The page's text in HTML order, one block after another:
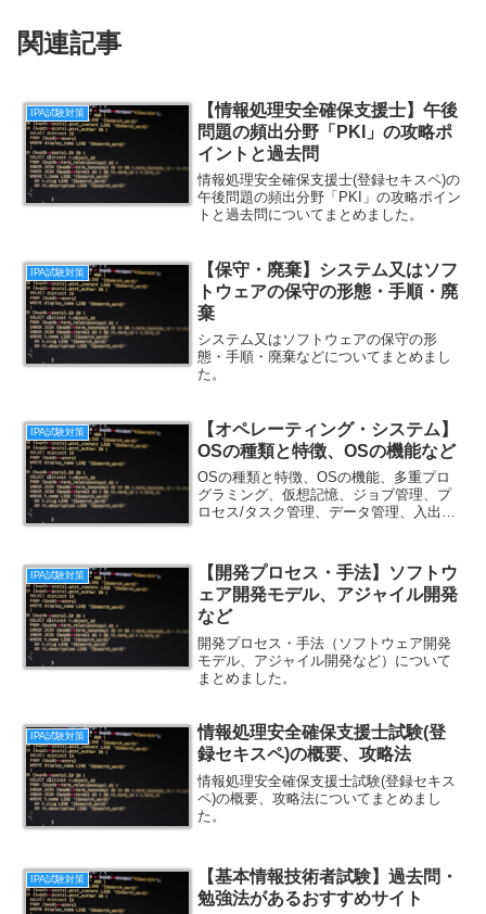
関連記事
IPA試験対策
【情報処理安全確保支援士】午後
問題の頻出分野「PKI」の攻略ポ
イントと過去問
情報処理安全確保支援士(登録セキスペ)の
午後問題の頻出分野「PKI」の攻略ポイン
トと過去問についてまとめました。
IPA試験対策
【保守・廃棄】システム又はソフ
トウェアの保守の形態・手順・廃
棄
システム又はソフトウェアの保守の形
態・手順・廃棄などについてまとめまし
た。
IPA試験対策
【オペレーティング・システム】
OSの種類と特徴、OSの機能など
OSの種類と特徴、OSの機能、多重プロ
グラミング、仮想記憶、ジョブ管理、プ
ロセス/タスク管理、データ管理、入出力
IPA試験対策
【開発プロセス・手法】ソフトウ
ェア開発モデル、アジャイル開発
など
開発プロセス・手法（ソフトウェア開発
モデル、アジャイル開発など）について
まとめました。
IPA試験対策
情報処理安全確保支援士試験(登
録セキスペ)の概要、攻略法
情報処理安全確保支援士試験(登録セキス
ペ)の概要、攻略法についてまとめまし
た。
IPA試験対策
【基本情報技術者試験】過去問・
勉強法があるおすすめサイト